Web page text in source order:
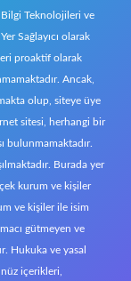
Bilgi Teknolojileri ve
Sağlayıcı olarak
proaktif olarak
Ancak,
olup, siteye üye
sitesi, herhangi bir
bulunmamaktadır.
Burada yer
kurum ve kişiler
ve kişiler ile isim
gütmeyen ve
Hukuka ve yasal
içerikleri,